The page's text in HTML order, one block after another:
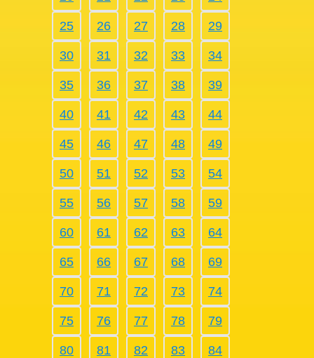
25 26 27 28 29
30 31 32 33 34
35 36 37 38 39
40 41 42 43 44
45 46 47 48 49
50 51 52 53 54
55 56 57 58 59
60 61 62 63 64
65 66 67 68 69
70 71 72 73 74
75 76 77 78 79
80 81 82 83 84